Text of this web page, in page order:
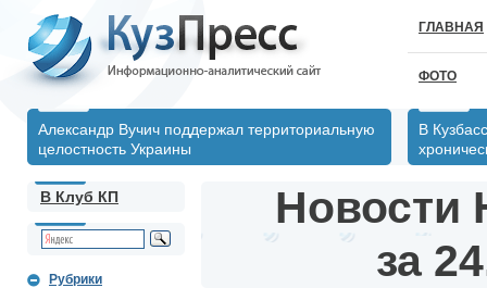
ГЛАВНАЯ
ФОТО
Александр Вучич поддержал территориальную
целостность Украины
В
В Клуб КП
Рубрики
Новости
за